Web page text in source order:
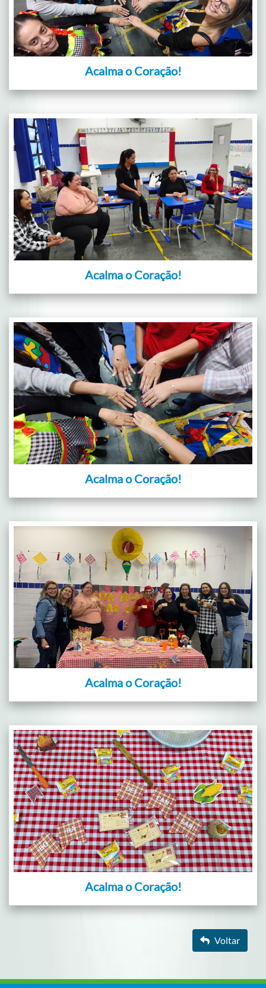
Acalma o Coração!
Acalma o Coração!
Acalma o Coração!
Acalma o Coração!
Acalma o Coração!
Voltar